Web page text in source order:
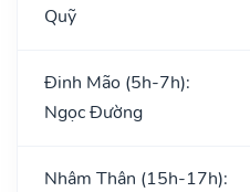
Quỹ
Đinh Mão (5h-7h):
Ngọc Đường
Nhâm Thân (15h-17h):